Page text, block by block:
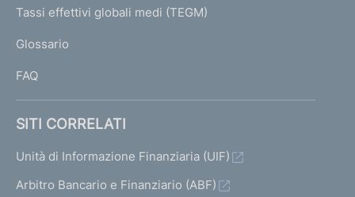
I
I
Tassi effettivi globali medi (TEGM)
Glossario
FAQ
SITI CORRELATI
Unità di Informazione Finanziaria (UIF)
Arbitro Bancario e Finanziario (ABF)